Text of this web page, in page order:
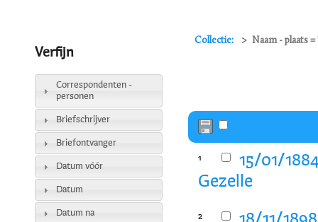
Collectie: Naam - plaats
1
15/01/
Gezelle
2
Verfijn
Correspondenten -
personen
Briefschrijver
Briefontvanger
Datum vóór
Datum
Datum na